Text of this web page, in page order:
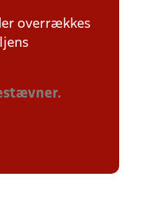
overrækkes